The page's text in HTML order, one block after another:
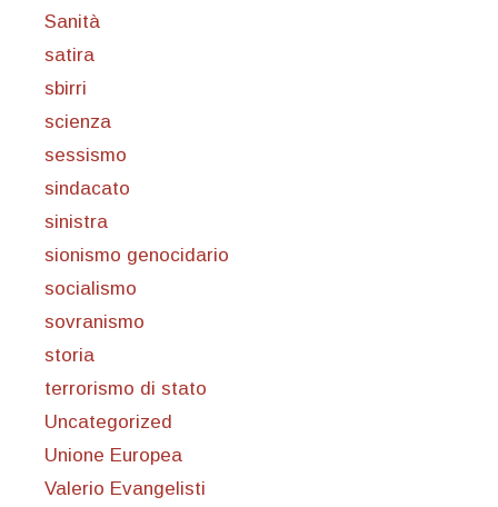
Sanità
satira
sbirri
scienza
sessismo
sindacato
sinistra
sionismo genocidario
socialismo
sovranismo
storia
terrorismo di stato
Uncategorized
Unione Europea
Valerio Evangelisti